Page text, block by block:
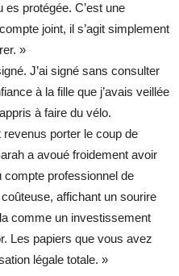
protégée. C’est une
joint, il s’agit simplement
»
J’ai signé sans consulter
à la fille que j’avais veillée
à faire du vélo.
porter le coup de
a avoué froidement avoir
compte professionnel de
affichant un sourire
comme un investissement
Les papiers que vous avez
légale totale. »